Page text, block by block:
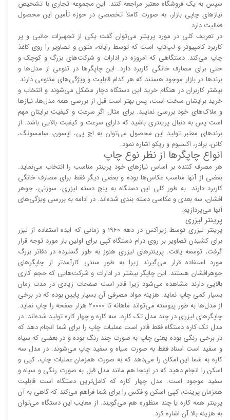
سپس به یک فروشگاه معتبر مراجعه کنند. این مجموعه تجاری با تشخیص
نیاز‌‌های چاپی بازار، به صورت کاملاً تخصصی در حوزه تأمین این محصول
فعالیت دارد.
در تعریف کلی در مورد پرینتر می‌توان گفت یکی از تجهیزات جانبی و پر
کاربرد کامپیوتر و لپ‌تاپ است که توسط رایانه، متون و تصاویر را روی کاغذ
چاپ می‌کند. دستگاهی که امروزه در ادارات و شرکت‌های بزرگ و کوچک و
حتی برای مصارف خانگی کاربرد دارد. این چاپگر‌ها در تنوعی از مدل‌ها و
برند‌ها در بازار موجود هستند که هر کدام قابلیت و ویژگی‌های متنوعی دارند.
بیشتر کاربران در هنگام خرید این دستگاه دچار مشکل می‌شوند و انتخاب و
خرید برایشان سخت است، پس بهتر است قبل از بررسی همه مدل‌ها، نیاز‌ها
و ملاک‌های خود بررسی نمایید. برای مثال اگر سرعت و کیفیت برایتان مهم
است پس به دنبال پرینتری باشید که دارای سرعت و کیفیت بالایی باشد. از
برند‌های معتبر تولید این محصول می‌توان به اچ پی، اپسون، سامسونگ،
کانن، برادر، اکسیوم و ریکو اشاره نمود.
انواع چاپگر‌ها از نظر نوع چاپ
هر مصرف کننده بر اساس نیاز‌های خود پرینتر مناسب را انتخاب می‌نماید.
بعضی از آنها مناسب عکاس‌ها بوده و بعضی دیگر فقط برای مصارف خانگی
کاربرد دارند. به طور کلی این دستگاه به پنج دسته لیزری، سوزنی، جوهر
افشان، سه بعدی و عکاسی دسته بندی شده‌اند. در ادامه به بررسی ویژگی‌های
آنها می‌پردازیم.
پرینتر لیزری
پرینتر لیزری توسط زیراکس در دهه 1960 و زمانی که ایده استفاده از لیزر
برای کشیدن تصاویر بر روی درام دستگاه کپی برای اولین بار مورد توجه قرار
گرفت، توسعه یافت. پرینتر‌های لیزری هنوز به طور گسترده در دفاتر بزرگ
مورد استفاده قرار می‌گیرند زیرا به طور سنتی کارآمد‌‌تر از چاپگر‌های
جوهرافشان هستند. این چاپگر بیشتر در ادارات و شرکت‌هایی که حجم کاری
بالایی دارند مشاهده می‌شود زیرا قادر است صفحات زیادی در مدت زمان
بسیار کمی چاپ نماید. هزینه مواد مصرفی آن بسیار پایین بوده که در برخی
از مدل‌ها به طور پیوسته می‌تواند ماهانه تا 20000 هزار صفحه را چاپ نماید.
چاپگر‌های لیزری در چند مدل تک کاره، سه کاره و چهار کاره تولید شده‌اند. در
مدل تک کاره دستگاه فقط قادر است عملیات چاپ را برای شما انجام دهد که
در برخی رنگی بوده یعنی چاپ به صورت چند رنگ بوده و در بعضی که سیاه
و سفید است اسناد فقط به صورت سیاه و سفید چاپ می‌شوند. در مدل سه
کاره به شما این امکان را می‌دهد که به صورت همزمان عملیات چاپ، کپی و
اسکن را انجام دهید که در اینجا هم مانند مدل قبل به صورت رنگی و سیاه و
سفید موجود است. مدل چهار کاره که کامل‌ترین دستگاه است قابلیت
همزمان پرینت، کپی اسکن و فکس را برای شما فراهم می‌کند که گاهی به آن
پرینتر همه کاره یا چند منظوره هم می‌گویند. از معایب این دستگاه می‌توان
به هزینه بالا آن اشاره کرد.